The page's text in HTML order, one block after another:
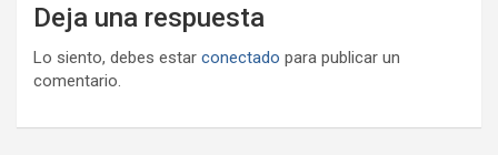
Deja una respuesta
Lo siento, debes estar conectado para publicar un
comentario.